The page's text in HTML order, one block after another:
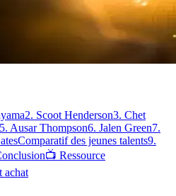
2. Scoot Henderson3. Chet
5. Ausar Thompson6. Jalen Green7.
Comparatif des jeunes talents9.
📺 Ressource
achat